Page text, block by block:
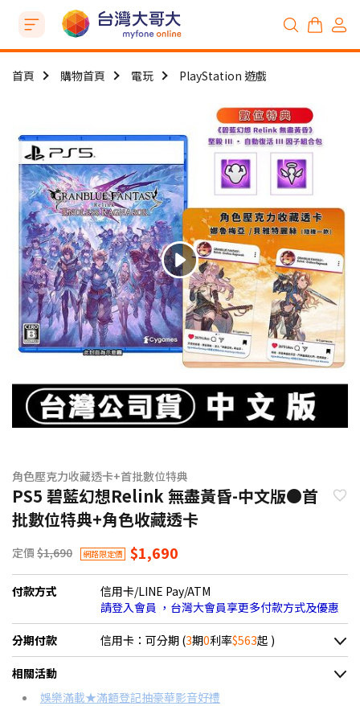
首頁 購物首頁 電玩 PlayStation 遊戲
角色壓克力收藏透卡+首批數位特典
PS5 碧藍幻想Relink 無盡黃昏-中文版●首
批數位特典+角色收藏透卡
定價 $1,690 網路限定價 $1,690
付款方式
信用卡/LINE Pay/ATM
請登入會員 ，台灣大會員享更多付款方式及優惠
分期付款 信用卡：可分期 (3期0利率$563起 )
＊實際可分期數、適用利率，請以購物車顯示為主
信用卡分期
相關活動
娛樂滿載★滿額登記抽豪華影音好禮